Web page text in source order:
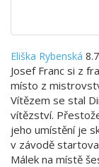
Eliška Rybenská
Josef Franc si z
místo z
Vítězem se stal
vítězství.
jeho umístění je
v závodě
Málek na místě